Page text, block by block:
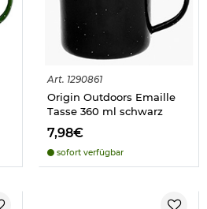
Art. 1290861
Origin Outdoors Emaille
Tasse 360 ml schwarz
7,98€
sofort verfügbar